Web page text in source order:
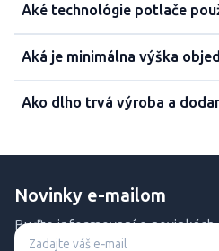
Aké technológie potlače
Aká je minimálna výška
Ako dlho trvá výroba a
Novinky e-mailom
Buďte informovaní o novinkách